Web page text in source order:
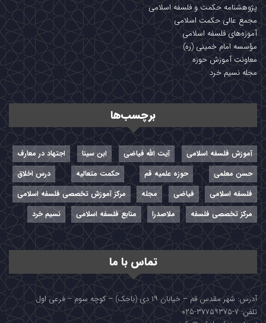
پژوهشنامه حکمت و فلسفه اسلامی
مجمع عالی حکمت اسلامی
آموزه‌های فلسفه اسلامی
مؤسسه امام خمینی (ره)
معاونت آموزش حوزه
مجله نسیم خرد
برچسب‌ها
آموزش فلسفه اسلامی آیت الله فیاضی ابن سینا
اجتهاد در معارف
حسن معلمی
حوزه علمیه قم حکمت متعالیه
درس اخلاق
فلسفه اسلامی
فیاضی مجله
مرکز آموزش تخصصی فلسفه اسلامی
مرکز تخصصی فلسفه
ملاصدرا منابع فلسفه اسلامی نسیم خرد
تماس با ما
آدرس: شهر مقدس قم – خیابان ۱۹ دی (باجک) – کوچه سوم – فرعی اول
تلفن: ۷-۳۷۷۵۹۳۷۵-۰۲۵